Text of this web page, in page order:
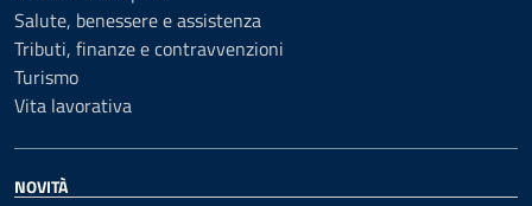
Salute, benessere e assistenza
Tributi, finanze e contravvenzioni
Turismo
Vita lavorativa
NOVITÀ